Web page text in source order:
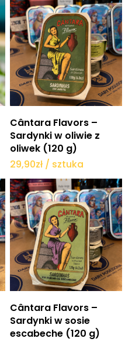
Dodaj do koszyka
Cântara Flavors –
Sardynki w oliwie z
oliwek (120 g)
29,90zł / sztuka
Dodaj do koszyka
Cântara Flavors –
Sardynki w sosie
escabeche (120 g)